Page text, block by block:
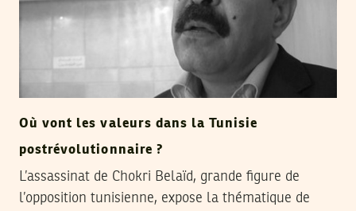
Où vont les valeurs dans la Tunisie
postrévolutionnaire ?
L’assassinat de Chokri Belaïd, grande figure de
l’opposition tunisienne, expose la thématique de